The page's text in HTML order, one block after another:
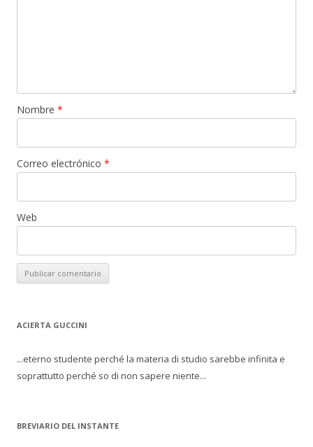
Nombre *
Correo electrónico *
Web
ACIERTA GUCCINI
...eterno studente perché la materia di studio sarebbe infinita e
soprattutto perché so di non sapere niente...
BREVIARIO DEL INSTANTE